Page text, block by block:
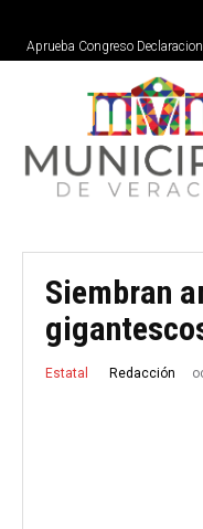
Aprueba Congreso
Siembran
Estatal Redacción